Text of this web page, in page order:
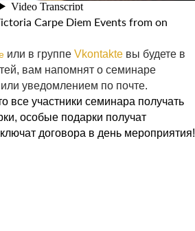
Carpe Diem Events from on
или в группе Vkontakte вы будете в
вам напомнят о семинаре
уведомлением по почте.
все участники семинара получать
особые подарки получат
договора в день мероприятия!